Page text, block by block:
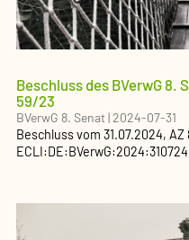
Beschluss des BVerwG 8.
59/23
BVerwG 8. Senat|2024-07-31
Beschlussvom 31.07.2024, AZ